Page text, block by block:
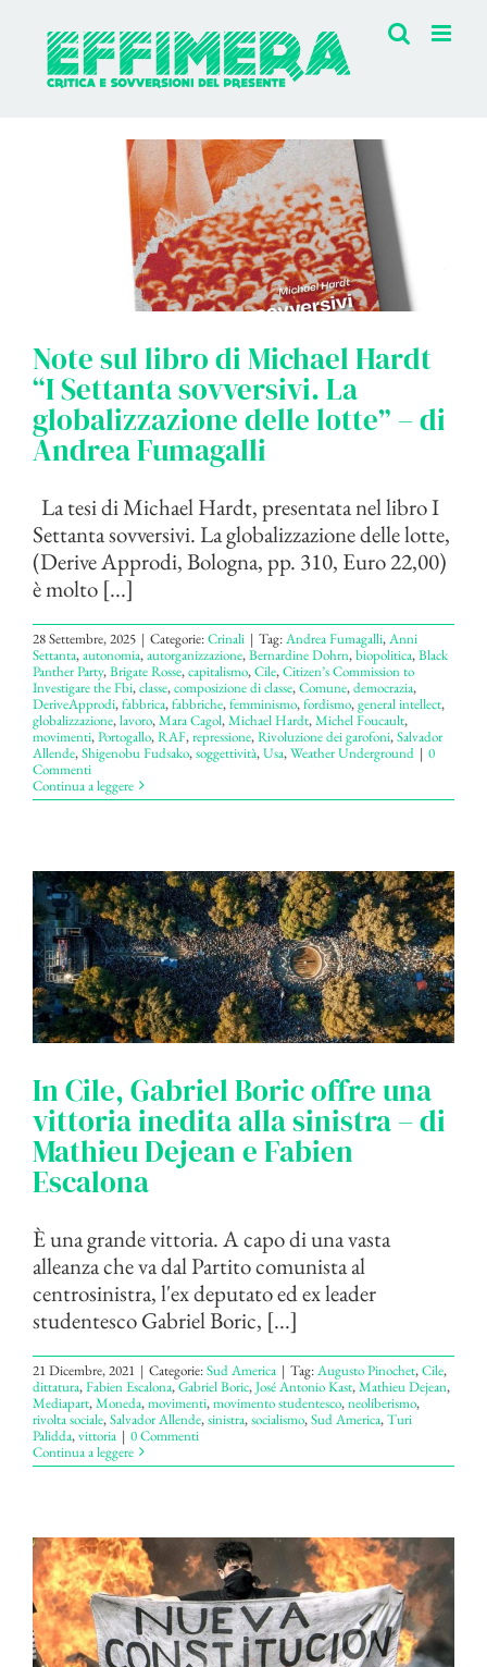
contenuto
Note sul libro di Michael Hardt
“I Settanta sovversivi. La
globalizzazione delle lotte” – di
Andrea Fumagalli
La tesi di Michael Hardt, presentata nel libro I
Settanta sovversivi. La globalizzazione delle lotte,
(Derive Approdi, Bologna, pp. 310, Euro 22,00)
è molto [...]
28 Settembre, 2025 | Categorie:Crinali | Tag:Andrea Fumagalli,Anni
Settanta,autonomia,autorganizzazione,Bernardine Dohrn,biopolitica,Black
Panther Party,Brigate Rosse,capitalismo,Cile,Citizen’s Commission to
Investigare the Fbi,classe,composizione di classe,Comune,democrazia,
DeriveApprodi,fabbrica,fabbriche,femminismo,fordismo,general intellect,
globalizzazione,lavoro,Mara Cagol,Michael Hardt,Michel Foucault,
movimenti,Portogallo,RAF,repressione,Rivoluzione dei garofoni,Salvador
Allende,Shigenobu Fudsako,soggettività,Usa,Weather Underground | 0
Commenti
Continua a leggere
In Cile, Gabriel Boric offre una
vittoria inedita alla sinistra – di
Mathieu Dejean e Fabien
Escalona
È una grande vittoria. A capo di una vasta
alleanza che va dal Partito comunista al
centrosinistra, l'ex deputato ed ex leader
studentesco Gabriel Boric, [...]
21 Dicembre, 2021 | Categorie:Sud America | Tag:Augusto Pinochet,Cile,
dittatura,Fabien Escalona,Gabriel Boric,José Antonio Kast,Mathieu Dejean,
Mediapart,Moneda,movimenti,movimento studentesco,neoliberismo,
rivolta sociale,Salvador Allende,sinistra,socialismo,Sud America,Turi
Palidda,vittoria | 0 Commenti
Continua a leggere